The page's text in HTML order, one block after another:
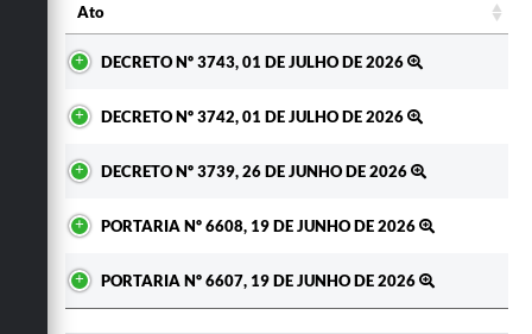
Ato
DECRETO Nº 3743, 01 DE JULHO DE 2026
DECRETO Nº 3742, 01 DE JULHO DE 2026
DECRETO Nº 3739, 26 DE JUNHO DE 2026
PORTARIA Nº 6608, 19 DE JUNHO DE 2026
PORTARIA Nº 6607, 19 DE JUNHO DE 2026